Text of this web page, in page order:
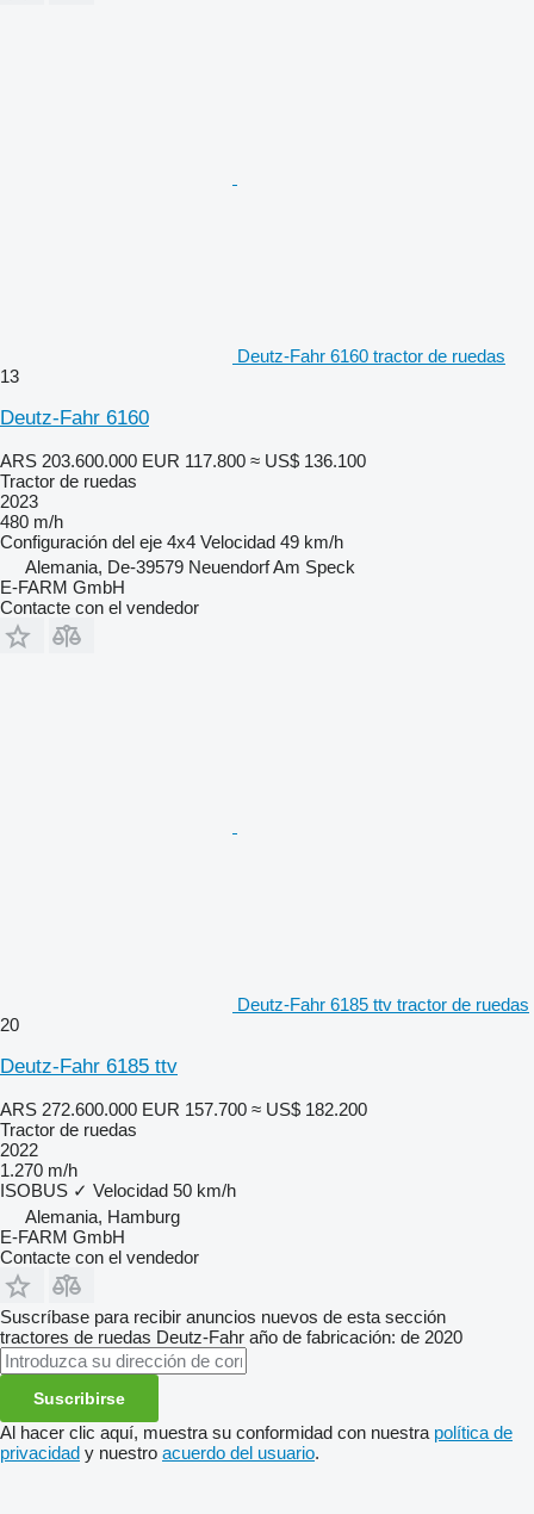
Deutz-Fahr 6160 tractor de ruedas
13
Deutz-Fahr 6160
ARS 203.600.000 EUR 117.800 ≈ US$ 136.100
Tractor de ruedas
2023
480 m/h
Configuración del eje 4x4 Velocidad 49 km/h
Alemania, De-39579 Neuendorf Am Speck
E-FARM GmbH
Contacte con el vendedor
Deutz-Fahr 6185 ttv tractor de ruedas
20
Deutz-Fahr 6185 ttv
ARS 272.600.000 EUR 157.700 ≈ US$ 182.200
Tractor de ruedas
2022
1.270 m/h
ISOBUS ✓ Velocidad 50 km/h
Alemania, Hamburg
E-FARM GmbH
Contacte con el vendedor
Suscríbase para recibir anuncios nuevos de esta sección
tractores de ruedas Deutz-Fahr año de fabricación: de 2020
Suscribirse
Al hacer clic aquí, muestra su conformidad con nuestra política de
privacidad y nuestro acuerdo del usuario.